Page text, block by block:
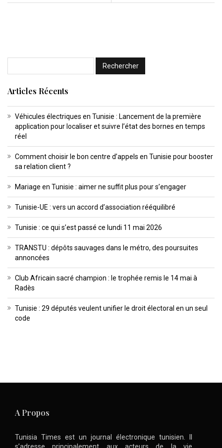
Articles Récents
Véhicules électriques en Tunisie : Lancement de la première
application pour localiser et suivre l’état des bornes en temps
réel
Comment choisir le bon centre d’appels en Tunisie pour booster
sa relation client ?
Mariage en Tunisie : aimer ne suffit plus pour s’engager
Tunisie-UE : vers un accord d’association rééquilibré
Tunisie : ce qui s’est passé ce lundi 11 mai 2026
TRANSTU : dépôts sauvages dans le métro, des poursuites
annoncées
Club Africain sacré champion : le trophée remis le 14 mai à
Radès
Tunisie : 29 députés veulent unifier le droit électoral en un seul
code
A Propos
Tunisia Times est un journal électronique tunisien. Il
s’adresse principalement aux acteurs de la vie